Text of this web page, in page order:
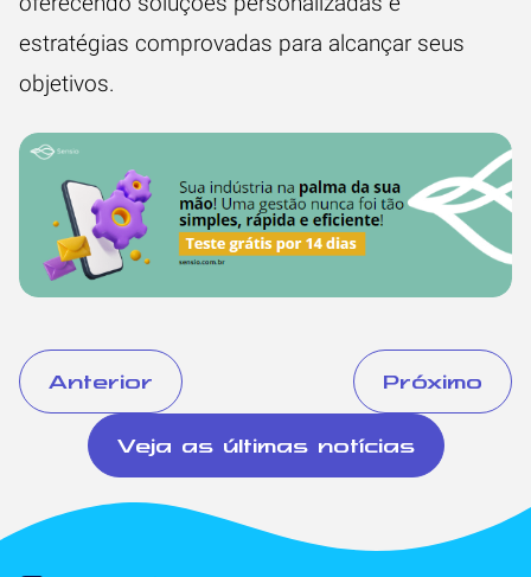
estratégias comprovadas para alcançar seus
objetivos.
Anterior Próximo
Veja as últimas notícias